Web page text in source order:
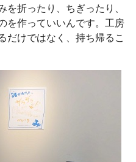
折ったり、ちぎったり、
を作っていいんです。工房
だけではなく、持ち帰るこ